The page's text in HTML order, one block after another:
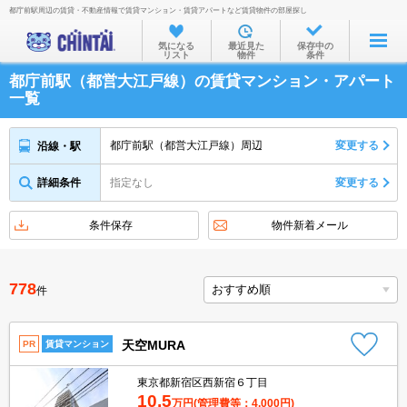
お部屋を探す
沿線・駅から
住所から
家賃相場から
不動産会社から
都庁前駅周辺の賃貸・不動産情報で賃貸マンション・賃貸アパートなど賃貸物件の部屋探し
気になる
リスト
最近見た
物件
保存中の
条件
都庁前駅（都営大江戸線）の賃貸マンション・アパート
一覧
沿線・駅 都庁前駅（都営大江戸線）周辺 変更する
詳細条件 指定なし 変更する
条件保存 物件新着メール
778件
PR 賃貸マンション 天空MURA
東京都新宿区西新宿６丁目
10.5万円(管理費等：4,000円)